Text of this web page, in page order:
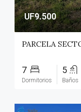
UF9.500
PARCELA
7
Dormitorios
5
Baños